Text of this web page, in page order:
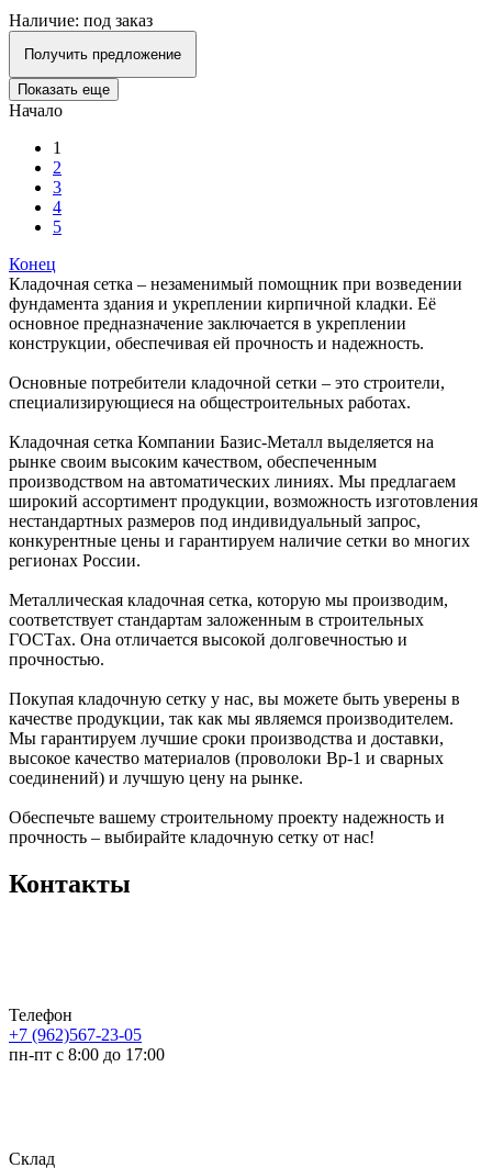
Наличие: под заказ
Получить предложение
Показать еще
Начало
1
2
3
4
5
Конец
Кладочная сетка – незаменимый помощник при возведении
фундамента здания и укреплении кирпичной кладки. Её
основное предназначение заключается в укреплении
конструкции, обеспечивая ей прочность и надежность.
Основные потребители кладочной сетки – это строители,
специализирующиеся на общестроительных работах.
Кладочная сетка Компании Базис-Металл выделяется на
рынке своим высоким качеством, обеспеченным
производством на автоматических линиях. Мы предлагаем
широкий ассортимент продукции, возможность изготовления
нестандартных размеров под индивидуальный запрос,
конкурентные цены и гарантируем наличие сетки во многих
регионах России.
Металлическая кладочная сетка, которую мы производим,
соответствует стандартам заложенным в строительных
ГОСТах. Она отличается высокой долговечностью и
прочностью.
Покупая кладочную сетку у нас, вы можете быть уверены в
качестве продукции, так как мы являемся производителем.
Мы гарантируем лучшие сроки производства и доставки,
высокое качество материалов (проволоки Вр-1 и сварных
соединений) и лучшую цену на рынке.
Обеспечьте вашему строительному проекту надежность и
прочность – выбирайте кладочную сетку от нас!
Контакты
Телефон
+7 (962)567-23-05
пн-пт с 8:00 до 17:00
Склад